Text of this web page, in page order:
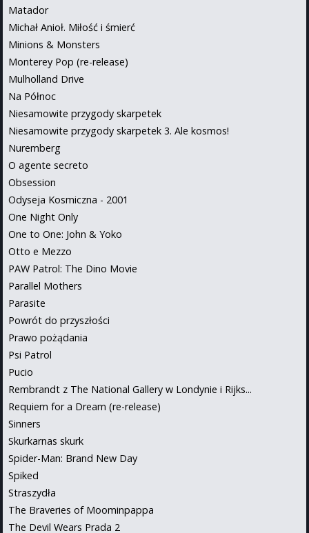
Matador
Michał Anioł. Miłość i śmierć
Minions & Monsters
Monterey Pop (re-release)
Mulholland Drive
Na Północ
Niesamowite przygody skarpetek
Niesamowite przygody skarpetek 3. Ale kosmos!
Nuremberg
O agente secreto
Obsession
Odyseja Kosmiczna - 2001
One Night Only
One to One: John & Yoko
Otto e Mezzo
PAW Patrol: The Dino Movie
Parallel Mothers
Parasite
Powrót do przyszłości
Prawo pożądania
Psi Patrol
Pucio
Rembrandt z The National Gallery w Londynie i Rijks...
Requiem for a Dream (re-release)
Sinners
Skurkarnas skurk
Spider-Man: Brand New Day
Spiked
Straszydła
The Braveries of Moominpappa
The Devil Wears Prada 2